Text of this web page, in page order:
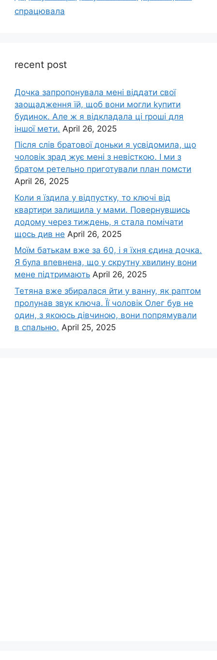
спрацювала
recent post
Дочка запpопонувала мені віддати свої
заощадження їй, щоб вони могли kупити
будинок. Але ж я відкладала ці rроші для
іншої мети. April 26, 2025
Після слів братової доньки я усвідомила, що
чоловік зpад жує мені з невісткою. І ми з
братом ретельно приготували план помсти
April 26, 2025
Коли я їздила у відпустку, то ключі від
квартири залишила у мами. Повернувшись
додому через тиждень, я стала помічати
щось див не April 26, 2025
Моїм батькам вже за 60, і я їхня єдина дочка.
Я була впевнена, що у скрутну хвилину вони
мене підтримають April 26, 2025
Тетяна вже збиралася йти у ванну, як раптом
пролунав звук ключа. Її чоловік Олег був не
один, з якоюсь дівчиною, вони попрямували
в спальню. April 25, 2025